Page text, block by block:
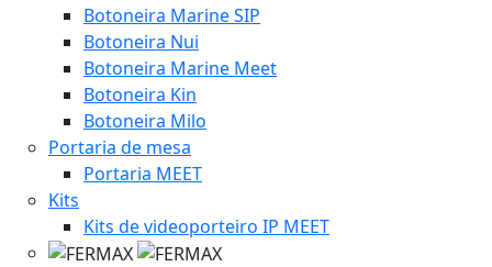
Botoneira Marine SIP
Botoneira Nui
Botoneira Marine Meet
Botoneira Kin
Botoneira Milo
Portaria de mesa
Portaria MEET
Kits
Kits de videoporteiro IP MEET